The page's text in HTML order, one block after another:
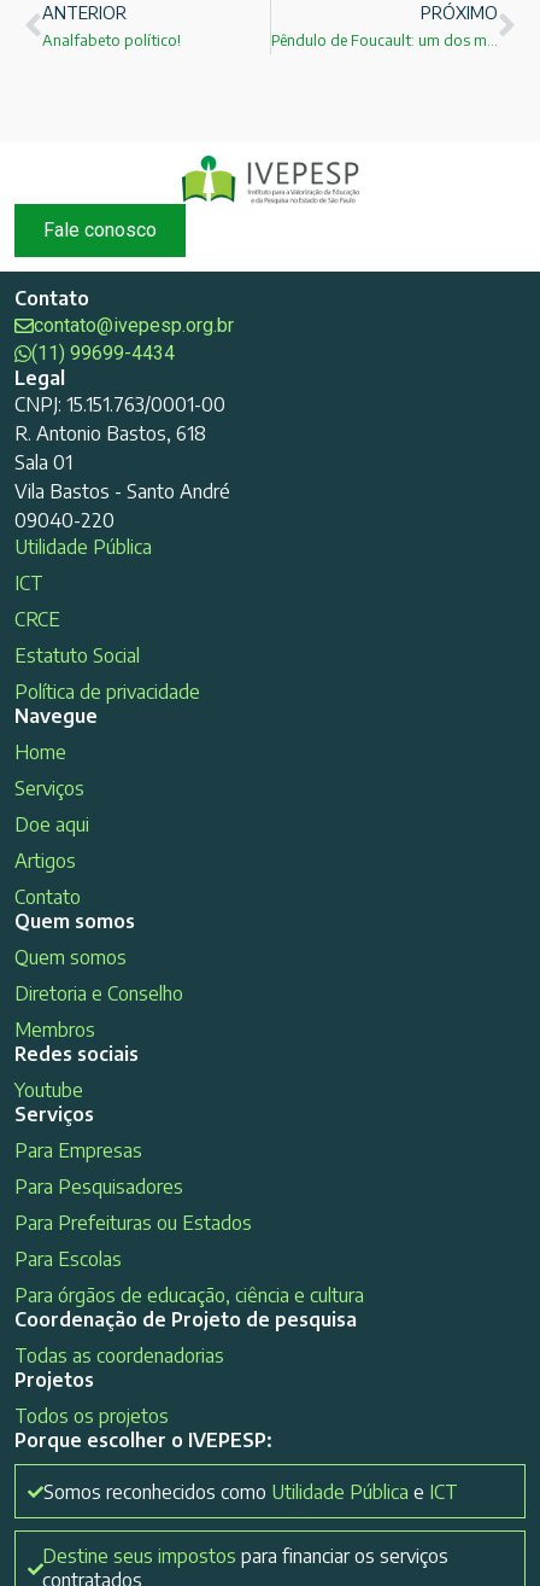
ANTERIOR
Analfabeto político!
PRÓXIMO
Fale conosco
Contato
contato@ivepesp.org.br
(11) 99699-4434
Legal
CNPJ: 15.151.763/0001-00
R. Antonio Bastos, 618
Sala 01
Vila Bastos - Santo André
09040-220
Utilidade Pública
ICT
CRCE
Estatuto Social
Política de privacidade
Navegue
Home
Serviços
Doe aqui
Artigos
Contato
Quem somos
Quem somos
Diretoria e Conselho
Membros
Redes sociais
Youtube
Serviços
Para Empresas
Para Pesquisadores
Para Prefeituras ou Estados
Para Escolas
Para órgãos de educação, ciência e cultura
Coordenação de Projeto de pesquisa
Todas as coordenadorias
Projetos
Todos os projetos
Porque escolher o IVEPESP:
Somos reconhecidos como Utilidade Pública e ICT
Destine seus impostos para financiar os serviços
contratados